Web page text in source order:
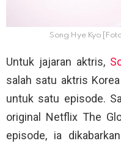
Song Hye Kyo
Untuk jajaran aktris,
salah satu aktris
untuk satu episode.
original Netflix The
episode, ia